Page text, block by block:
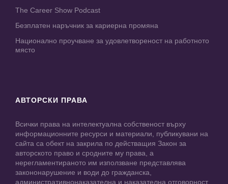
The Career Show Podcast
Безплатен наръчник за кариерна промяна
Национално проучване за удовлетвореност на работното
място
АВТОРСКИ ПРАВА
Всички права на интелектуална собственост върху
информационните ресурси и материали, публикувани на
сайта са обект на закрила по действащия Закон за
авторското право и сродните му права, а
нерегламентираното им използване представлява
закононарушение и води до гражданска,
административнонаказателна и наказателна отговорност